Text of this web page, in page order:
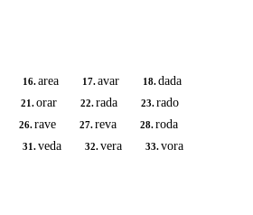
16.area 17.avar 18.dada
21.orar 22.rada 23.rado
26.rave 27.reva 28.roda
31.veda 32.vera 33.vora